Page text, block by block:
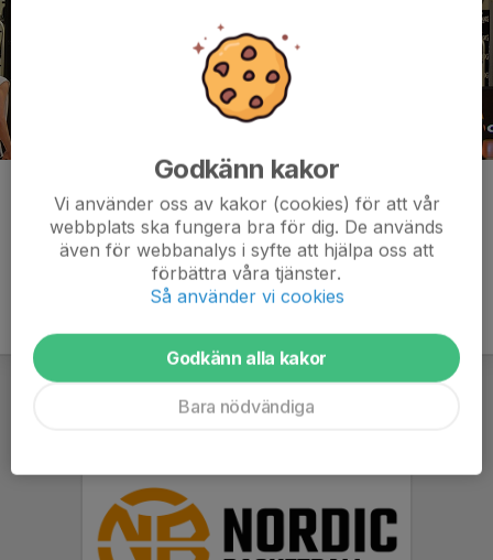
Kommentarer
Godkänn kakor
Vi använder oss av kakor (cookies) för att vår
webbplats ska fungera bra för dig. De används
även för webbanalys i syfte att hjälpa oss att
förbättra våra tjänster.
Så använder vi cookies
Godkänn alla kakor
Bara nödvändiga